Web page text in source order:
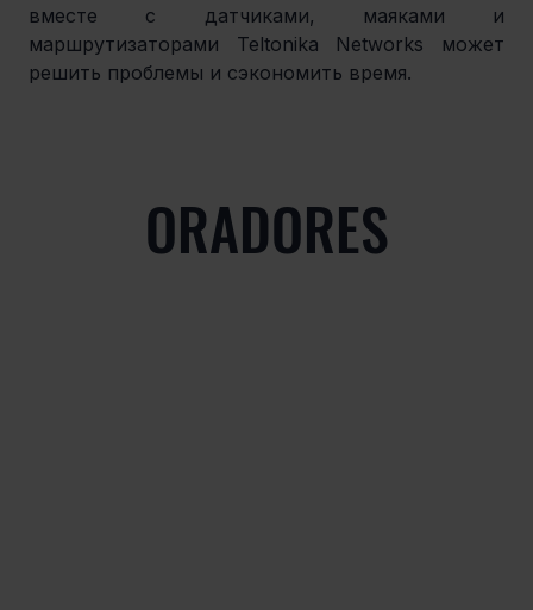
вместе с датчиками, маяками и
маршрутизаторами Teltonika Networks может
решить проблемы и сэкономить время.
ORADORES